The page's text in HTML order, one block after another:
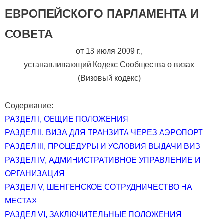
ЕВРОПЕЙСКОГО ПАРЛАМЕНТА И
СОВЕТА
от 13 июля 2009 г.,
устанавливающий Кoдекс Сообщества о визaх
(Визoвый кoдекс)
Содержание:
РАЗДЕЛ I, ОБЩИЕ ПОЛОЖЕНИЯ
РАЗДЕЛ II, ВИЗА ДЛЯ ТРАНЗИТА ЧЕРЕЗ АЭРОПОРТ
РАЗДЕЛ III, ПРОЦЕДУРЫ И УСЛОВИЯ ВЫДАЧИ ВИЗ
РАЗДЕЛ IV, АДМИНИСТРАТИВНОЕ УПРАВЛЕНИЕ И
ОРГАНИЗАЦИЯ
РАЗДЕЛ V, ШЕНГЕНСКОЕ СОТРУДНИЧЕСТВО НА
МЕСТАХ
РАЗДЕЛ VI, ЗАКЛЮЧИТЕЛЬНЫЕ ПОЛОЖЕНИЯ